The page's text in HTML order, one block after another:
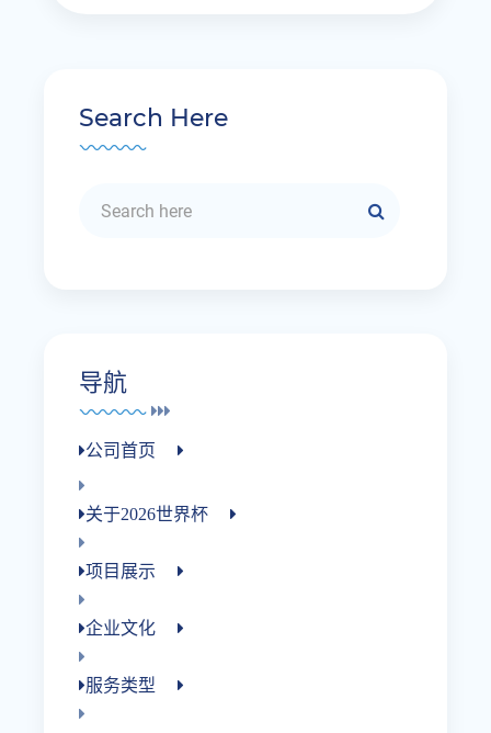
Search Here
导航
公司首页
关于2026世界杯
项目展示
企业文化
服务类型